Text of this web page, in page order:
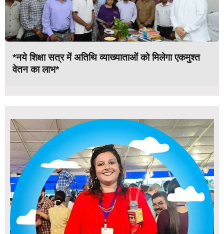
*नये शिक्षा सत्र में अतिथि व्याख्याताओं को मिलेगा एकमुश्त
वेतन का लाभ*